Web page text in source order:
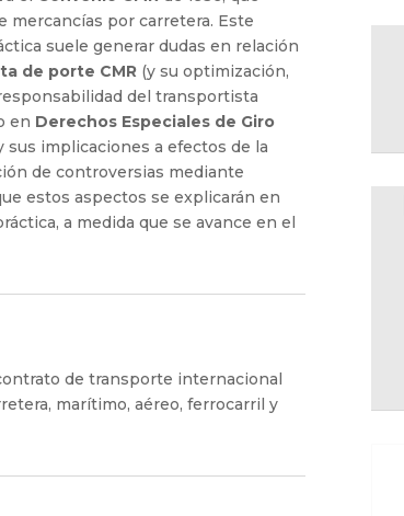
por carretera. Este
suele generar dudas en relación
de porte CMR (y su optimización,
del transportista
en Derechos Especiales de Giro
implicaciones a efectos de la
de controversias mediante
estos aspectos se explicarán en
a medida que se avance en el
de transporte internacional
marítimo, aéreo, ferrocarril y